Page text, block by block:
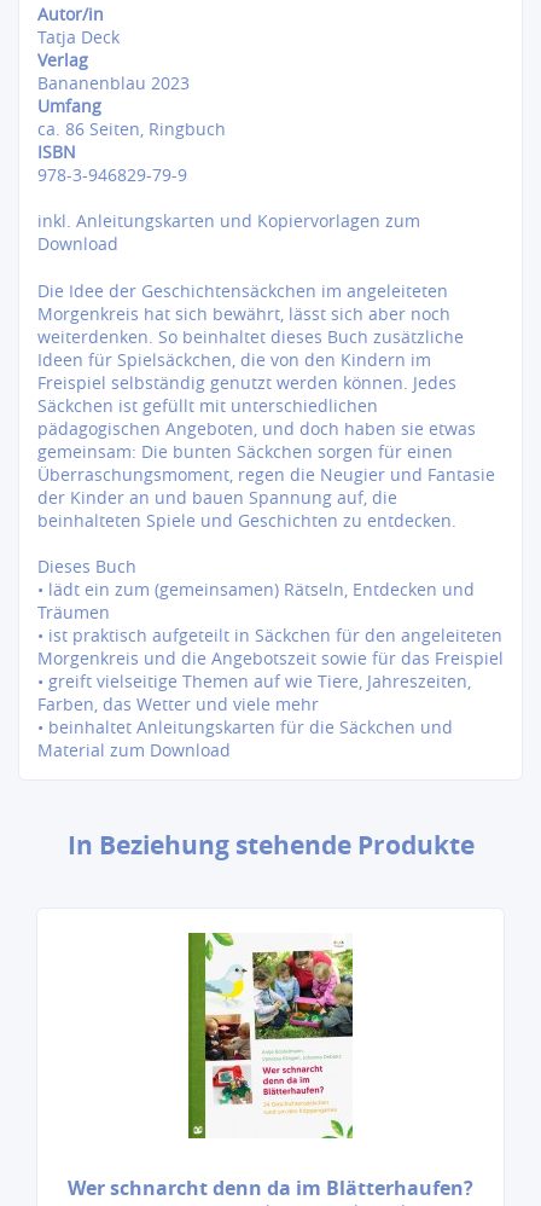
Autor/in
Tatja Deck
Verlag
Bananenblau 2023
Umfang
ca. 86 Seiten, Ringbuch
ISBN
978-3-946829-79-9
inkl. Anleitungskarten und Kopiervorlagen zum
Download
Die Idee der Geschichtensäckchen im angeleiteten
Morgenkreis hat sich bewährt, lässt sich aber noch
weiterdenken. So beinhaltet dieses Buch zusätzliche
Ideen für Spielsäckchen, die von den Kindern im
Freispiel selbständig genutzt werden können. Jedes
Säckchen ist gefüllt mit unterschiedlichen
pädagogischen Angeboten, und doch haben sie etwas
gemeinsam: Die bunten Säckchen sorgen für einen
Überraschungsmoment, regen die Neugier und Fantasie
der Kinder an und bauen Spannung auf, die
beinhalteten Spiele und Geschichten zu entdecken.
Dieses Buch
• lädt ein zum (gemeinsamen) Rätseln, Entdecken und
Träumen
• ist praktisch aufgeteilt in Säckchen für den angeleiteten
Morgenkreis und die Angebotszeit sowie für das Freispiel
• greift vielseitige Themen auf wie Tiere, Jahreszeiten,
Farben, das Wetter und viele mehr
• beinhaltet Anleitungskarten für die Säckchen und
Material zum Download
In Beziehung stehende Produkte
Wer schnarcht denn da im Blätterhaufen?